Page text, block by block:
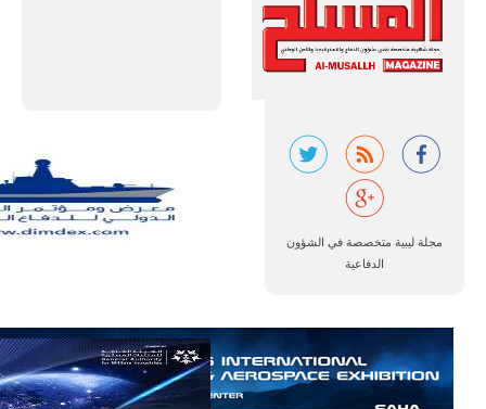
مجلة ليبية متخصصة في الشؤون
الدفاعية
أفريقيا
تتصدر العالم
في الطلب
المتوقع على
للصناعات الجوية
أن تصبح القارة
الأفريقية أكبر
سوق عالمي